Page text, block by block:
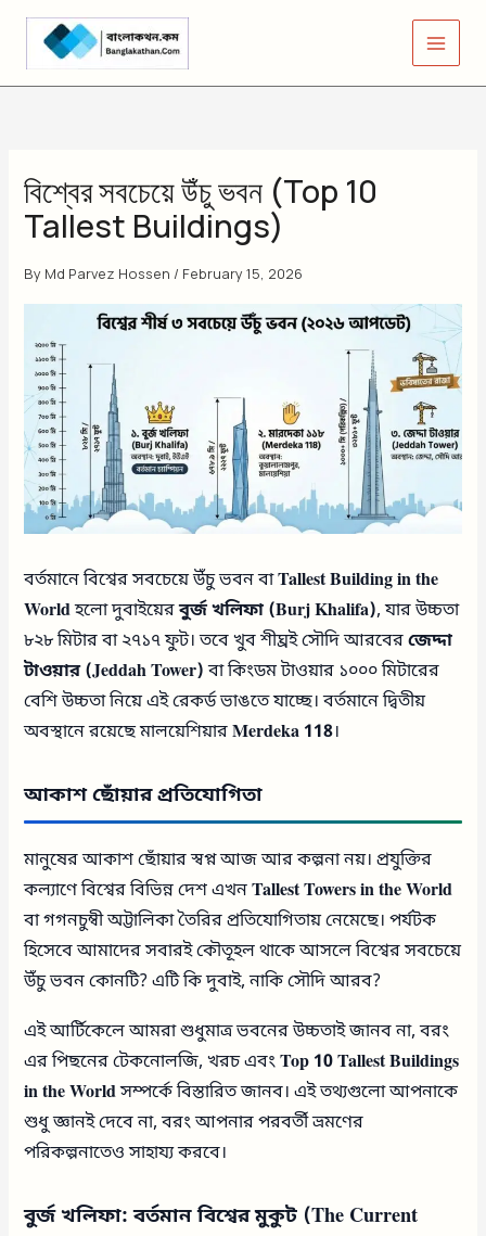
Skip
content
বিশ্বের সবচেয়ে উঁচু ভবন (Top 10
Tallest Buildings)
By Md Parvez Hossen / February 15, 2026
বর্তমানে বিশ্বের সবচেয়ে উঁচু ভবন বাTallest Building in the
Worldহলো দুবাইয়েরবুর্জ খলিফা (Burj Khalifa), যার উচ্চতা
৮২৮ মিটার বা ২৭১৭ ফুট। তবে খুব শীঘ্রই সৌদি আরবেরজেদ্দা
টাওয়ার (Jeddah Tower)বা কিংডম টাওয়ার ১০০০ মিটারের
বেশি উচ্চতা নিয়ে এই রেকর্ড ভাঙতে যাচ্ছে। বর্তমানে দ্বিতীয়
অবস্থানে রয়েছে মালয়েশিয়ারMerdeka 118।
আকাশ ছোঁয়ার প্রতিযোগিতা
মানুষের আকাশ ছোঁয়ার স্বপ্ন আজ আর কল্পনা নয়। প্রযুক্তির
কল্যাণে বিশ্বের বিভিন্ন দেশ এখনTallest Towers in the World
বা গগনচুম্বী অট্টালিকা তৈরির প্রতিযোগিতায় নেমেছে। পর্যটক
হিসেবে আমাদের সবারই কৌতূহল থাকে আসলে বিশ্বের সবচেয়ে
উঁচু ভবন কোনটি? এটি কি দুবাই, নাকি সৌদি আরব?
এই আর্টিকেলে আমরা শুধুমাত্র ভবনের উচ্চতাই জানব না, বরং
এর পিছনের টেকনোলজি, খরচ এবংTop 10 Tallest Buildings
in the Worldসম্পর্কে বিস্তারিত জানব। এই তথ্যগুলো আপনাকে
শুধু জ্ঞানই দেবে না, বরং আপনার পরবর্তী ভ্রমণের
পরিকল্পনাতেও সাহায্য করবে।
বুর্জ খলিফা: বর্তমান বিশ্বের মুকুট (The Current